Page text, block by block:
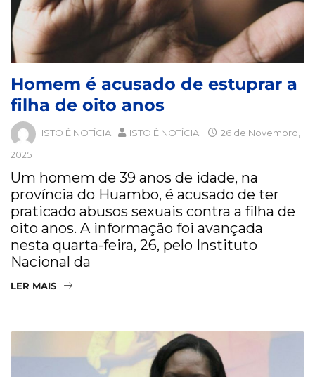
Homem é acusado de estuprar a
filha de oito anos
ISTO É NOTÍCIA ISTO É NOTÍCIA
26 de Novembro,
2025
Um homem de 39 anos de idade, na
província do Huambo, é acusado de ter
praticado abusos sexuais contra a filha de
oito anos. A informação foi avançada
nesta quarta-feira, 26, pelo Instituto
Nacional da
LER MAIS